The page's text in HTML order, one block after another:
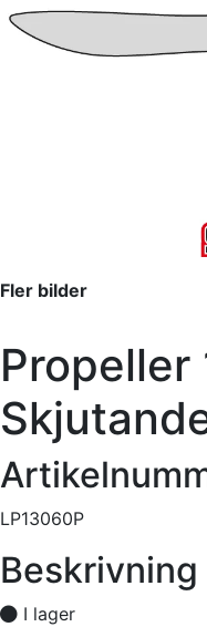
Fler bilder
LP13060P
Beskrivning
I lager